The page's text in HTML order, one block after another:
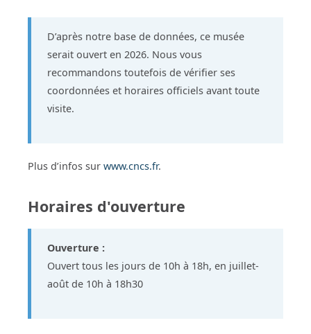
D’après notre base de données, ce musée
serait ouvert en 2026. Nous vous
recommandons toutefois de vérifier ses
coordonnées et horaires officiels avant toute
visite.
Plus d’infos sur www.cncs.fr.
Horaires d'ouverture
Ouverture :
Ouvert tous les jours de 10h à 18h, en juillet-
août de 10h à 18h30